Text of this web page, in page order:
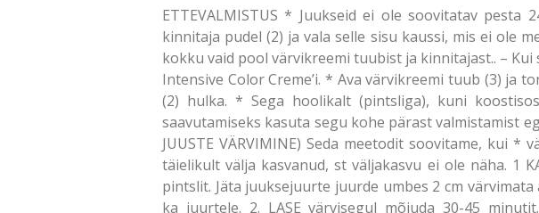
ETTEVALMISTUS * Juukseid ei ole soovitatav
kinnitaja pudel (2) ja vala selle sisu kaussi, mis ei ole
kokku vaid pool värvikreemi tuubist ja kinnitajast.. –
Intensive Color Creme’i. * Ava värvikreemi tuub (3) ja
(2) hulka. * Sega hoolikalt (pintsliga), kuni
saavutamiseks kasuta segu kohe pärast valmistamist
JUUSTE VÄRVIMINE) Seda meetodit soovitame, kui
täielikult välja kasvanud, st väljakasvu ei ole näha. 1
pintslit. Jäta juuksejuurte juurde umbes 2 cm
ka juurtele. 2. LASE värvisegul mõjuda 30-45